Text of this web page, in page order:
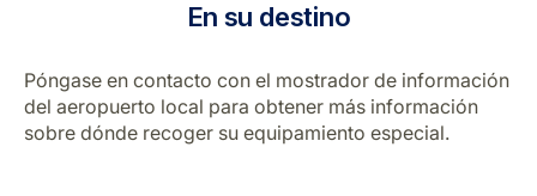
En su destino
Póngase en contacto con el mostrador de información
del aeropuerto local para obtener más información
sobre dónde recoger su equipamiento especial.